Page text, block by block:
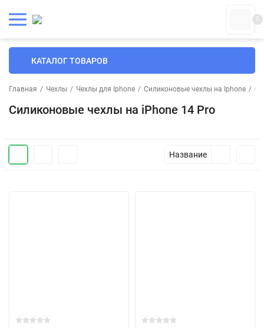
0
КАТАЛОГ ТОВАРОВ
Главная / Чехлы / Чехлы для Iphone / Силиконовые чехлы на Iphone /
Силиконовые чехлы на iPhone 14 Pro
Название